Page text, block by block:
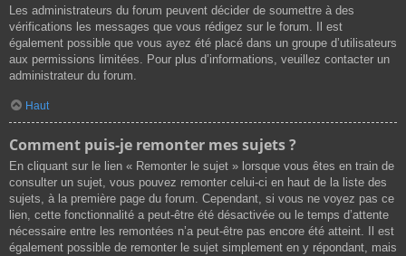
Les administrateurs du forum peuvent décider de soumettre à des
vérifications les messages que vous rédigez sur le forum. Il est
également possible que vous ayez été placé dans un groupe d’utilisateurs
aux permissions limitées. Pour plus d’informations, veuillez contacter un
administrateur du forum.
Haut
Comment puis-je remonter mes sujets ?
En cliquant sur le lien « Remonter le sujet » lorsque vous êtes en train de
consulter un sujet, vous pouvez remonter celui-ci en haut de la liste des
sujets, à la première page du forum. Cependant, si vous ne voyez pas ce
lien, cette fonctionnalité a peut-être été désactivée ou le temps d’attente
nécessaire entre les remontées n’a peut-être pas encore été atteint. Il est
également possible de remonter le sujet simplement en y répondant, mais